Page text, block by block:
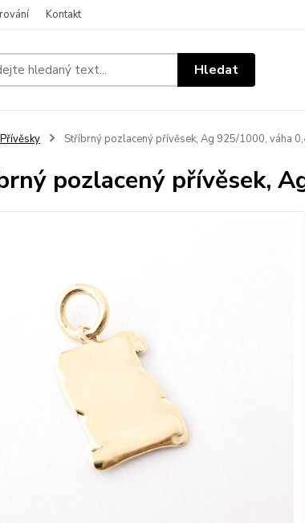
Kontakt
Hledat
Přívěsky Stříbrný pozlacený přívěsek, Ag 925/1000, váha
pozlacený přívěsek,